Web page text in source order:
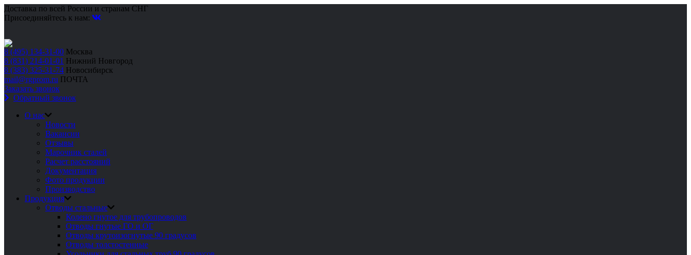
Доставка по всей России и странам СНГ
Присоединяйтесь к нам:
8 (495) 134-31-00 Москва
8 (831) 214-01-01 Нижний Новгород
8 (383) 325-31-74 Новосибирск
mail@rgprom.ru ПОЧТА
Заказать звонок
Обратный звонок
О нас
Новости
Вакансии
Отзывы
Марочник сталей
Расчет расстояний
Документация
Фото продукции
Производство
Продукция
Отводы стальные
Колено гнутое для трубопроводов
Отводы гнутые ГО и ОГ
Отводы крутоизогнутые 90 градусов
Отводы толстостенные